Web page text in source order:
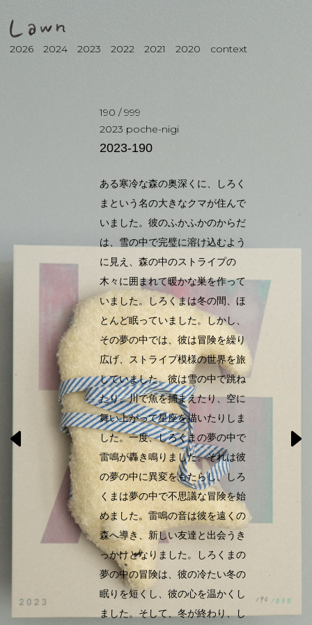
2026 2024 2023 2022 2021 2020 context
190 /999
2023 poche-nigi
2023-190
ある寒冷な森の奥深くに、しろく
まという名の大きなクマが住んで
いました。彼のふかふかのからだ
は、雪の中で完璧に溶け込むよう
に見え、森の中のストライプの
木々に囲まれて暖かな巣を作って
いました。しろくまは冬の間、ほ
とんど眠っていました。しかし、
その夢の中では、彼は冒険を繰り
広げ、ストライプ模様の世界を旅
していました。彼は雪の中で跳ね
たり、川で魚を捕まえたり、空に
舞い上がって星座を描いたりしま
した。一度、しろくまの夢の中で
雷鳴が轟き鳴りました。それは彼
の夢の中に異変をもたらし、しろ
くまは夢の中で不思議な冒険を始
めました。雷鳴の音は彼を遠くの
森へ導き、新しい友達と出会うき
っかけとなりました。しろくまの
夢の中の冒険は、彼の冷たい冬の
眠りを短くし、彼の心を温かくし
ました。そして、冬が終わり、し